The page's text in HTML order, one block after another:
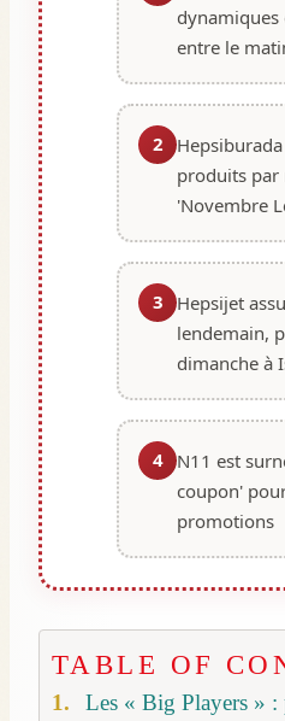
entre le
2
produits par
'Novembre
3
Hepsijet
lendemain,
dimanche à
4
N11 est
coupon'
promotions
TABLE OF
Les « Big Players » :